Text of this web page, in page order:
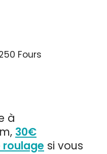
Fours
à
30€
roulage si vous